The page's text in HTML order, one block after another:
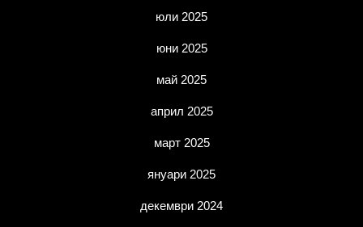
юли 2025
юни 2025
май 2025
април 2025
март 2025
януари 2025
декември 2024